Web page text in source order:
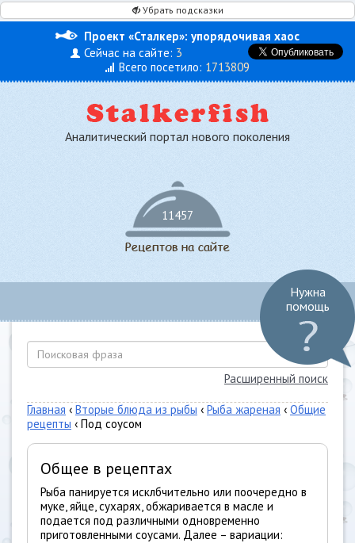
Убрать подсказки
Проект «Сталкер»: упорядочивая хаос
Сейчас на сайте: 3
Всего посетило: 1713809
Аналитический портал нового поколения
11457
Расширенный поиск
Главная ‹ Вторые блюда из рыбы ‹ Рыба жареная ‹ Общие
рецепты ‹ Под соусом
Общее в рецептах
Рыба панируется исклбчительно или поочередно в
муке, яйце, сухарях, обжаривается в масле и
подается под различными одновременно
приготовленными соусами. Далее – вариации:
Нужна
помощь